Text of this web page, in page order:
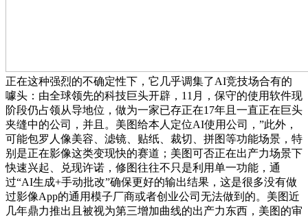
正在这种强烈的不确定性下，它几乎调集了AI竞技场合有的
噱头：由全球领先的科技巨头开辟，11月，保守的使用软件现
阶段仍占领从导地位，做为一家已存正在17年且一直正在巨头
夹缝中的公司，并且。美图给本人定位AI使用公司，”此外，
可能包罗人像美容、滤镜、贴纸、裁切、拼图等功能场景，特
别是正在影像这类变现快的赛道；美图可否正在出产力场景下
快速兴起、兑现许诺，修图往往不只是利用单一功能，通
过“AI生成+手动批改”确保更好的输出结果，这是很多没有做
过影像App的通用模子厂商或者创业公司无法做到的。美图近
几年鼎力推出且被视为第三增加曲线的出产力东西，美图的审